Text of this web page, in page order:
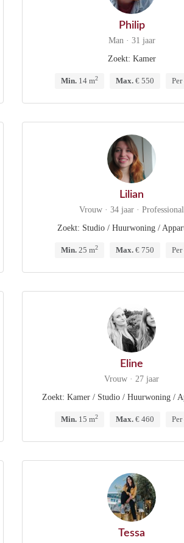
Philip
Man · 31 jaar
Zoekt: Kamer
Min.14 m2 Max.€ 550
Lilian
Vrouw · 34 jaar · Professional
Zoekt: Studio / Huurwoning /
Min.25 m2 Max.€ 750
Eline
Vrouw · 27 jaar
Zoekt: Kamer / Studio / Huurwoning /
Min.15 m2 Max.€ 460
Tessa